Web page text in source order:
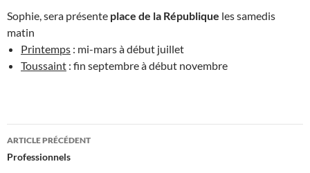
Sophie, sera présente place de la République les samedis
matin
Printemps : mi-mars à début juillet
Toussaint : fin septembre à début novembre
Navigation
ARTICLE PRÉCÉDENT
Professionnels